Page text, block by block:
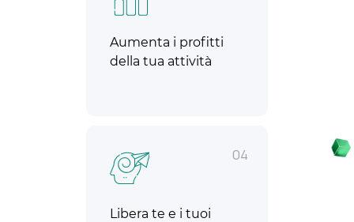
Aumenta i profitti
della tua attività
04
Libera te e i tuoi